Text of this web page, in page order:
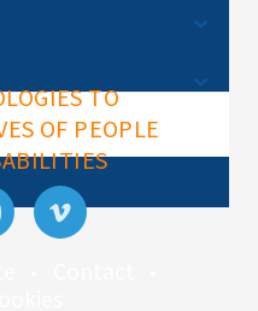
TO
OF PEOPLE